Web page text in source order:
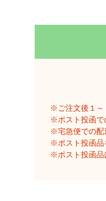
ご注文後１
ポスト投函で
宅急便での配
ポスト投函
ポスト投函